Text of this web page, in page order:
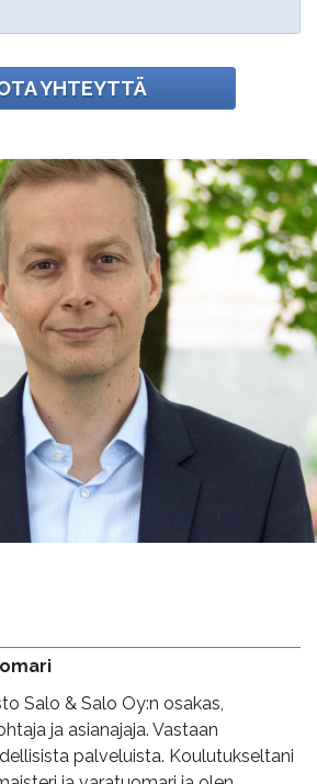
YHTEYTTÄ
Salo & Salo Oy:n osakas,
ja asianajaja. Vastaan
palveluista. Koulutukseltani